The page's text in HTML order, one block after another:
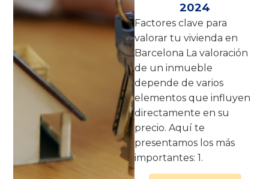
2024
Factores clave para
valorar tu vivienda en
Barcelona La valoración
de un inmueble
depende de varios
elementos que influyen
directamente en su
precio. Aquí te
presentamos los más
importantes: 1.